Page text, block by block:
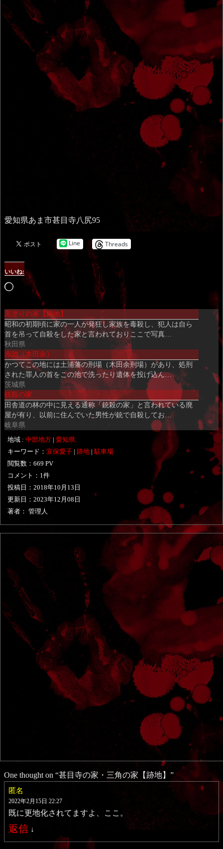
愛知県あま市甚目寺八尻95
Line Threads
いいね:
読
込
み
中…
黒塗りの家【跡地】
昭和の初期頃に家の一人が発狂し家族を毒殺し、犯人は自ら
首を吊って自殺をした家と言われておりここで写真…
秋田県
赤池（木田余）
かつてこの地には土浦藩の刑場（木田余刑場）があり、処刑
された罪人の首をこの池で洗ったり遺体を投げ込ん…
茨城県
銃殺の家
田舎道の林の中に見える通称「銃殺の家」と言われている廃
屋が有り、以前に住んでいた男性が銃で自殺してお…
岐阜県
地域 :中部地方 |愛知県
キーワード：宜保愛子 |跡地 |駐車場
閲覧数：669 PV
コメント：1件
投稿日：2018年10月13日
更新日：2023年12月08日
著者： 管理人
One thought on “甚目寺の家・三角の家【跡地】 ”
匿名
2022年2月15日 22:27
既に更地化されてますよ、ここ。
返信 ↓